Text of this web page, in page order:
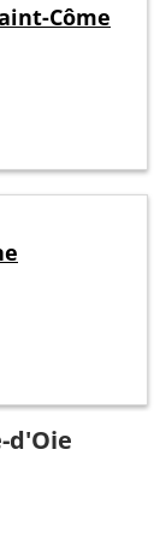
Côme
d'Oie